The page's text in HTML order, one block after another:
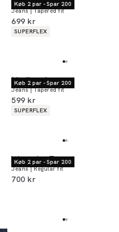
Køb 2 par - Spar 200
Jeans | Tapered fit
I alt (inkl. rabat)
699 kr
Produkt egenskaber
SUPERFLEX
Køb 2 par - Spar 200
Lindbergh
Jeans | Tapered fit
I alt (inkl. rabat)
599 kr
Produkt egenskaber
SUPERFLEX
Køb 2 par - Spar 200
Wrangler Texas
Jeans | Regular fit
I alt (inkl. rabat)
700 kr